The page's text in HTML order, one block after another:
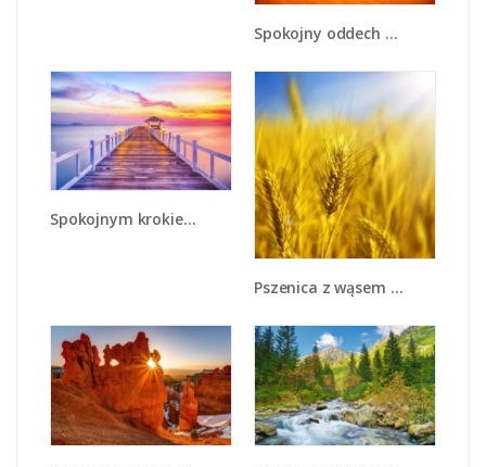
Spokojny oddech w pustynnym klimacie - KN567
Spokojnym krokiem po moście - KN918
Pszenica z wąsem - KN412